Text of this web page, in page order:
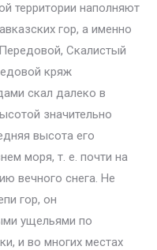
территории наполняют
гор, а именно
Скалистый
кряж
скал далеко в
значительно
высота его
моря, т. е. почти на
вечного снега. Не
гор, он
ущельями по
и во многих местах